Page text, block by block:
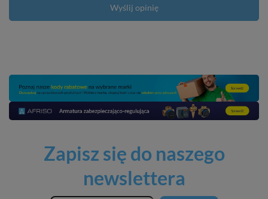
Wyślij opinię
Zapisz się do naszego
newslettera